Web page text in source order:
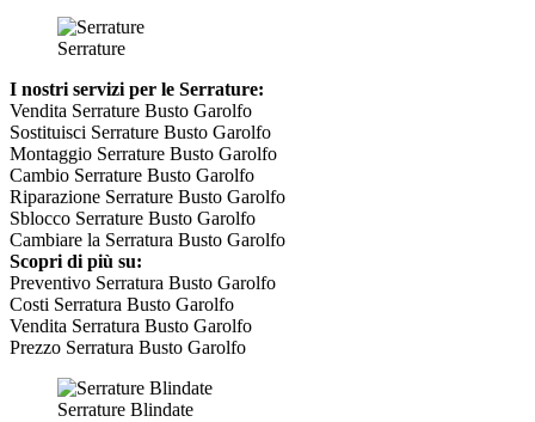
Serrature
I nostri servizi per le Serrature:
Vendita Serrature Busto Garolfo
Sostituisci Serrature Busto Garolfo
Montaggio Serrature Busto Garolfo
Cambio Serrature Busto Garolfo
Riparazione Serrature Busto Garolfo
Sblocco Serrature Busto Garolfo
Cambiare la Serratura Busto Garolfo
Scopri di più su:
Preventivo Serratura Busto Garolfo
Costi Serratura Busto Garolfo
Vendita Serratura Busto Garolfo
Prezzo Serratura Busto Garolfo
Serrature Blindate